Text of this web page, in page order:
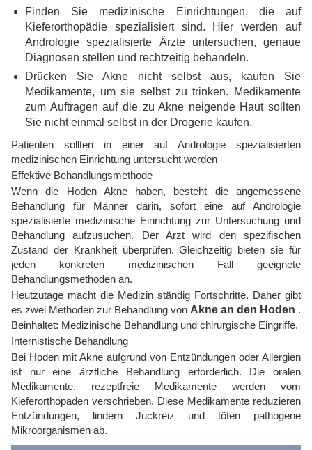
Finden Sie medizinische Einrichtungen, die auf
Kieferorthopädie spezialisiert sind. Hier werden auf
Andrologie spezialisierte Ärzte untersuchen, genaue
Diagnosen stellen und rechtzeitig behandeln.
Drücken Sie Akne nicht selbst aus, kaufen Sie
Medikamente, um sie selbst zu trinken. Medikamente
zum Auftragen auf die zu Akne neigende Haut sollten
Sie nicht einmal selbst in der Drogerie kaufen.
Patienten sollten in einer auf Andrologie spezialisierten
medizinischen Einrichtung untersucht werden
Effektive Behandlungsmethode
Wenn die Hoden Akne haben, besteht die angemessene
Behandlung für Männer darin, sofort eine auf Andrologie
spezialisierte medizinische Einrichtung zur Untersuchung und
Behandlung aufzusuchen. Der Arzt wird den spezifischen
Zustand der Krankheit überprüfen. Gleichzeitig bieten sie für
jeden konkreten medizinischen Fall geeignete
Behandlungsmethoden an.
Heutzutage macht die Medizin ständig Fortschritte. Daher gibt
es zwei Methoden zur Behandlung von Akne an den Hoden .
Beinhaltet: Medizinische Behandlung und chirurgische Eingriffe.
Internistische Behandlung
Bei Hoden mit Akne aufgrund von Entzündungen oder Allergien
ist nur eine ärztliche Behandlung erforderlich. Die oralen
Medikamente, rezeptfreie Medikamente werden vom
Kieferorthopäden verschrieben. Diese Medikamente reduzieren
Entzündungen, lindern Juckreiz und töten pathogene
Mikroorganismen ab.